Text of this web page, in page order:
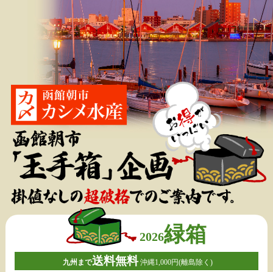
2026緑箱
九州まで送料無料 沖縄1,000円(離島除く)
函館朝市で元祖！名物「手焼きさきいか」焼きたて・作りたてでおいしいと大
タラバガニ・毛蟹、メロンやジャガイモなど北海道産の果物や野菜もお
朝市営業所 〒040‐0065北海道函館市若松町10-11